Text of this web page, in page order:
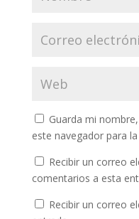
Guarda mi
este navegador para
Recibir un correo
comentarios a esta
Recibir un correo